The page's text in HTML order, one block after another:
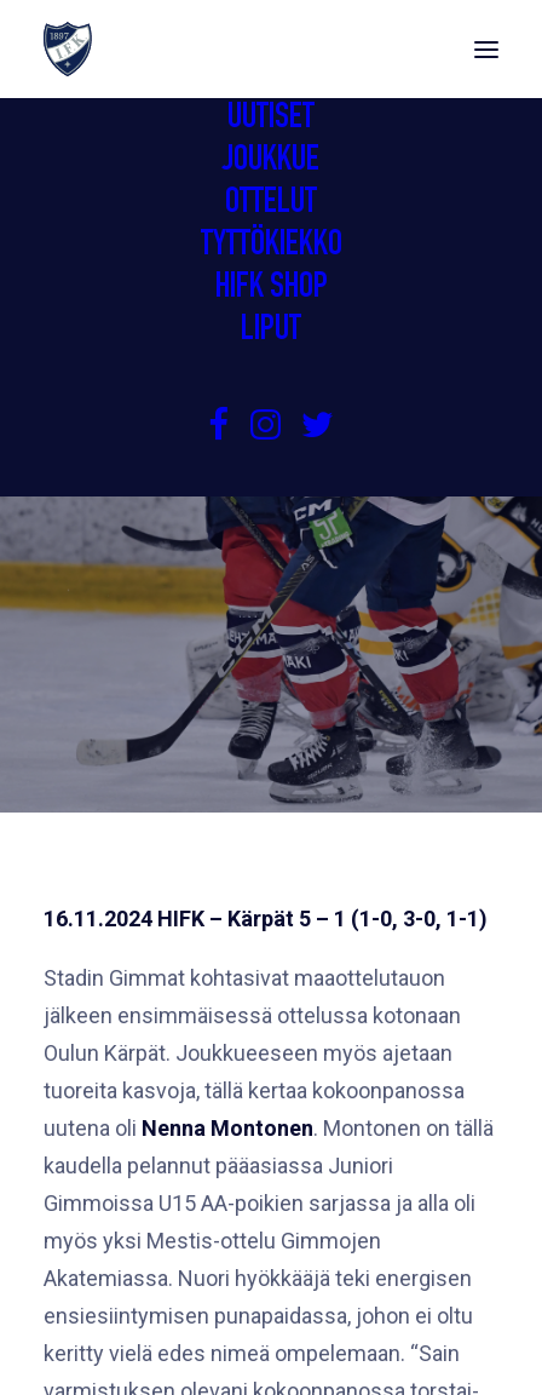
UUTISET
JOUKKUE
OTTELUT
TYTTÖKIEKKO
HIFK SHOP
LIPUT
GIMMOILLE KOTIVOITTO KÄRPISTÄ
16.11.2024 HIFK – Kärpät 5 – 1 (1-0, 3-0, 1-1)
Stadin Gimmat kohtasivat maaottelutauon
jälkeen ensimmäisessä ottelussa kotonaan
Oulun Kärpät. Joukkueeseen myös ajetaan
tuoreita kasvoja, tällä kertaa kokoonpanossa
uutena oli Nenna Montonen. Montonen on tällä
kaudella pelannut pääasiassa Juniori
Gimmoissa U15 AA-poikien sarjassa ja alla oli
myös yksi Mestis-ottelu Gimmojen
Akatemiassa. Nuori hyökkääjä teki energisen
ensiesiintymisen punapaidassa, johon ei oltu
keritty vielä edes nimeä ompelemaan. “Sain